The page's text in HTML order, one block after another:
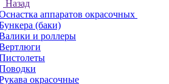
Назад
аппаратов окрасочных
(баки)
и роллеры
окрасочные